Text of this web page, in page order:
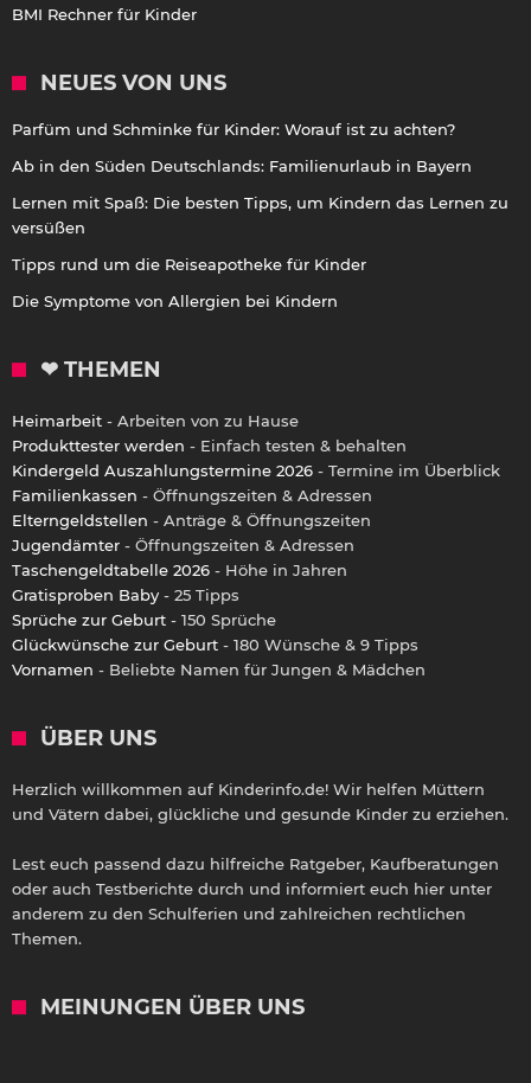
BMI Rechner für Kinder
NEUES VON UNS
Parfüm und Schminke für Kinder: Worauf ist zu achten?
Ab in den Süden Deutschlands: Familienurlaub in Bayern
Lernen mit Spaß: Die besten Tipps, um Kindern das Lernen zu
versüßen
Tipps rund um die Reiseapotheke für Kinder
Die Symptome von Allergien bei Kindern
❤ THEMEN
Heimarbeit - Arbeiten von zu Hause
Produkttester werden - Einfach testen & behalten
Kindergeld Auszahlungstermine 2026 - Termine im Überblick
Familienkassen - Öffnungszeiten & Adressen
Elterngeldstellen - Anträge & Öffnungszeiten
Jugendämter - Öffnungszeiten & Adressen
Taschengeldtabelle 2026 - Höhe in Jahren
Gratisproben Baby - 25 Tipps
Sprüche zur Geburt - 150 Sprüche
Glückwünsche zur Geburt - 180 Wünsche & 9 Tipps
Vornamen - Beliebte Namen für Jungen & Mädchen
ÜBER UNS
Herzlich willkommen auf Kinderinfo.de! Wir helfen Müttern
und Vätern dabei, glückliche und gesunde Kinder zu erziehen.
Lest euch passend dazu hilfreiche Ratgeber, Kaufberatungen
oder auch Testberichte durch und informiert euch hier unter
anderem zu den Schulferien und zahlreichen rechtlichen
Themen.
MEINUNGEN ÜBER UNS